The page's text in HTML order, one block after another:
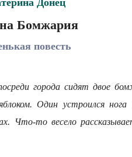
Донец
Бомжария
повесть
города сидят двое
Один устроился
Что-то весело